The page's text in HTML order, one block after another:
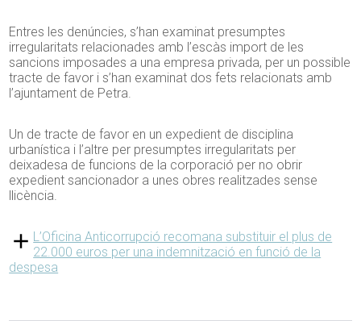
Entres les denúncies, s’han examinat presumptes
irregularitats relacionades amb l’escàs import de les
sancions imposades a una empresa privada, per un possible
tracte de favor i s’han examinat dos fets relacionats amb
l’ajuntament de Petra.
Un de tracte de favor en un expedient de disciplina
urbanística i l’altre per presumptes irregularitats per
deixadesa de funcions de la corporació per no obrir
expedient sancionador a unes obres realitzades sense
llicència.
L’Oficina Anticorrupció recomana substituir el plus de
22.000 euros per una indemnització en funció de la
despesa